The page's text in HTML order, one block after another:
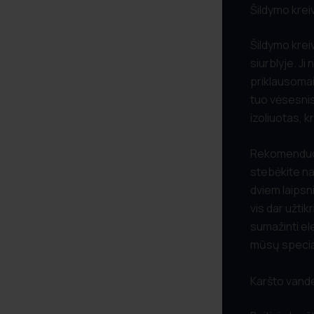
Šildymo
Šildymo
siurblyje. Ji
tuo
izoliuotas,
stebėkite
dviem
vis dar
sumažinti
mūsų
Karšto